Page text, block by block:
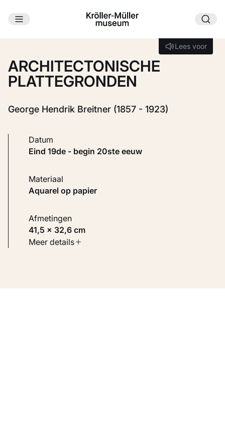
Ga naar hoofdinhoud
Lees voor
Lees voor
ARCHITECTONISCHE
PLATTEGRONDEN
George Hendrik Breitner (1857 - 1923)
Datum
eind 19de - begin 20ste eeuw
Materiaal
Aquarel op papier
Afmetingen
41,5 × 32,6 cm
Soort werk
Meer details